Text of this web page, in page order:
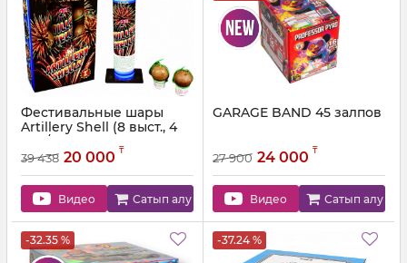
Фестивальные шары
Artillery Shell (8 выст., 4
эф.)/VS-0046 VS-0046
Артикул: VS-0046
39 438 20 000 ₸
Видео Сатып алу
GARAGE BAND 45 залпов
27 900 24 000 ₸
Видео Сатып алу
-32.35 % -37.24 %